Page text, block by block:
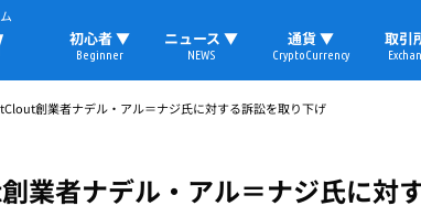
初心者 ▼
Beginner
ニュース ▼
NEWS
通貨 ▼
CryptoCurrency
取引
創業者ナデル・アル＝ナジ氏に対する訴訟を取り下げ
業者ナデル・アル＝ナジ氏に対